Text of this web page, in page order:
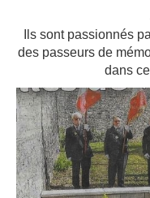
Ils sont passionnés
des passeurs de
dans